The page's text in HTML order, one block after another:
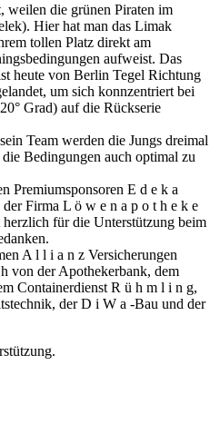
weilen die grünen Piraten im
Hier hat man das Limak
tollen Platz direkt am
aufweist. Das
heute von Berlin Tegel Richtung
um sich konnzentriert bei
Grad) auf die Rückserie
Team werden die Jungs dreimal
Bedingungen auch optimal zu
Premiumsponsoren E d e k a
Firma L ö w e n a p o t h e k e
für die Unterstützung beim
A l l i a n z Versicherungen
von der Apothekerbank, dem
Containerdienst R ü h m l i n g,
der D i W a -Bau und der